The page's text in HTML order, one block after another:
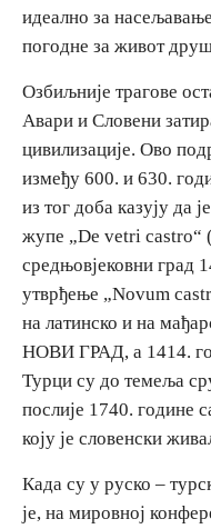
Дестинације
Списак дестинација
Мапа дестинација
Манифестације
Смјештај
Мултимедија
Фото
Видео
E-Brochure
идеално за
погодне за живот
Озбиљније трагове
Авари и Словени
цивилизације. Ово
између 600. и 630.
из тог доба казују да
жупе „De vetri castro“
средњовјековни град
утврђење „Novum
на латинско и на
НОВИ ГРАД, а 1414.
Турци су до темеља
послије 1740. године
коју је словенски
Када су у руско –
је, на мировној